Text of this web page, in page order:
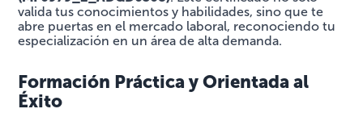
valida tus conocimientos y habilidades, sino que te
abre puertas en el mercado laboral, reconociendo tu
especialización en un área de alta demanda.
Formación Práctica y Orientada al
Éxito